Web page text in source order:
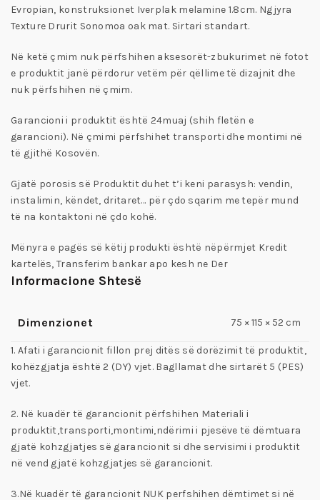
Evropian, konstruksionet Iverplak melamine 1.8cm. Ngjyra
Texture Drurit Sonomoa oak mat. Sirtari standart.
Në ketë çmim nuk përfshihen aksesorët-zbukurimet në fotot
e produktit janë përdorur vetëm për qëllime të dizajnit dhe
nuk përfshihen në çmim.
Garancioni i produktit është 24muaj (shih fletën e
garancioni). Në çmimi përfshihet transporti dhe montimi në
të gjithë Kosovën.
Gjatë porosis së Produktit duhet t’i keni parasysh: vendin,
instalimin, këndet, dritaret… për çdo sqarim me tepër mund
të na kontaktoni në çdo kohë.
Mënyra e pagës së këtij produkti është nëpërmjet Kredit
kartelës, Transferim bankar apo kesh ne Der
Informacione Shtesë
Dimenzionet 75 × 115 × 52 cm
1. Afati i garancionit fillon prej ditës së dorëzimit të produktit,
kohëzgjatja është 2 (DY) vjet. Bagllamat dhe sirtarët 5 (PES)
vjet.
2. Në kuadër të garancionit përfshihen Materiali i
produktit,transporti,montimi,ndërimi i pjesëve të dëmtuara
gjatë kohzgjatjes së garancionit si dhe servisimi i produktit
në vend gjatë kohzgjatjes së garancionit.
3.Në kuadër të garancionit NUK perfshihen dëmtimet si në